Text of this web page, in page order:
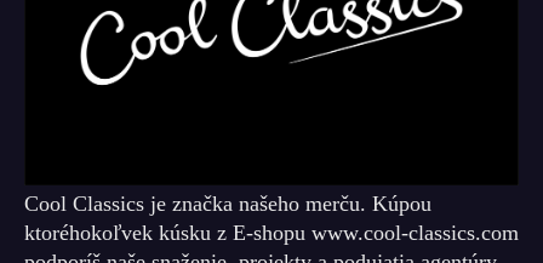
Cool Classics je značka našeho merču. Kúpou
ktoréhokoľvek kúsku z E-shopu www.cool-classics.com